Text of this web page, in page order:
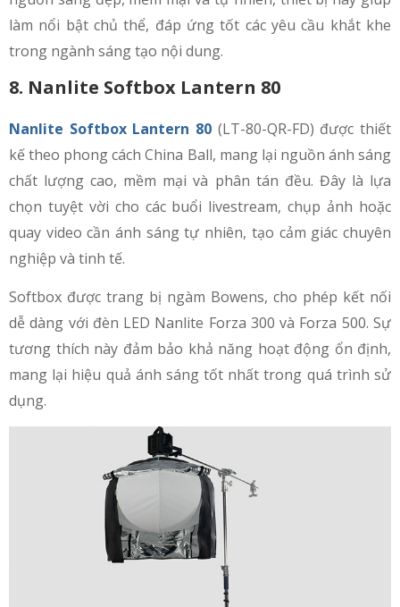
làm nổi bật chủ thể, đáp ứng tốt các yêu cầu khắt khe
trong ngành sáng tạo nội dung.
8. Nanlite Softbox Lantern 80
Nanlite Softbox Lantern 80 (LT-80-QR-FD) được thiết
kế theo phong cách China Ball, mang lại nguồn ánh sáng
chất lượng cao, mềm mại và phân tán đều. Đây là lựa
chọn tuyệt vời cho các buổi livestream, chụp ảnh hoặc
quay video cần ánh sáng tự nhiên, tạo cảm giác chuyên
nghiệp và tinh tế.
Softbox được trang bị ngàm Bowens, cho phép kết nối
dễ dàng với đèn LED Nanlite Forza 300 và Forza 500. Sự
tương thích này đảm bảo khả năng hoạt động ổn định,
mang lại hiệu quả ánh sáng tốt nhất trong quá trình sử
dụng.